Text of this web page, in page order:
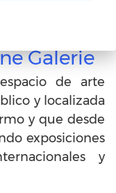
Galerie
de arte
y localizada
y que desde
exposiciones
y